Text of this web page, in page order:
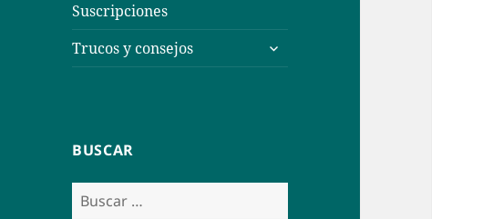
inferior
Suscripciones
Trucos y consejos
expande
el
BUSCAR
Buscar: